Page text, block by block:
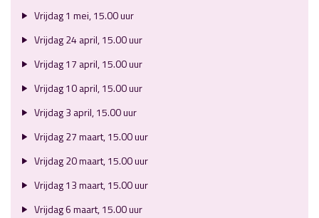
Vrijdag 1 mei, 15.00 uur
Vrijdag 24 april, 15.00 uur
Vrijdag 17 april, 15.00 uur
Vrijdag 10 april, 15.00 uur
Vrijdag 3 april, 15.00 uur
Vrijdag 27 maart, 15.00 uur
Vrijdag 20 maart, 15.00 uur
Vrijdag 13 maart, 15.00 uur
Vrijdag 6 maart, 15.00 uur